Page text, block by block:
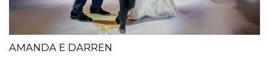
AMANDA E DARREN